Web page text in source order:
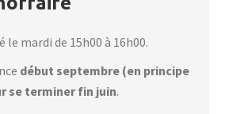
le mardi de 15h00 à 16h00.
début septembre (en principe
se terminer fin juin.